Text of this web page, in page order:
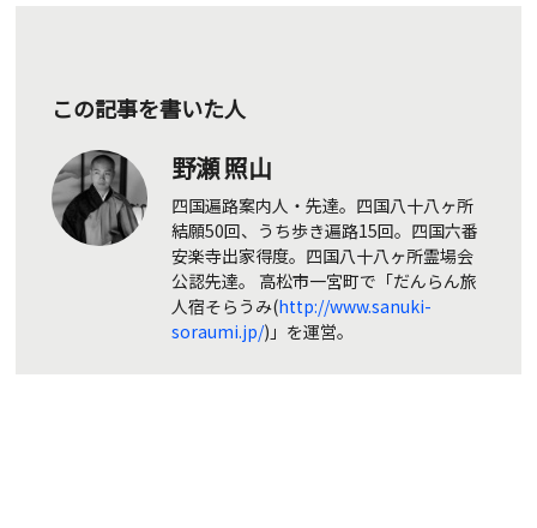
この記事を書いた人
野瀬 照山
四国遍路案内人・先達。四国八十八ヶ所
結願50回、うち歩き遍路15回。四国六番
安楽寺出家得度。四国八十八ヶ所霊場会
公認先達。 高松市一宮町で「だんらん旅
人宿そらうみ(http://www.sanuki-
soraumi.jp/)」を運営。